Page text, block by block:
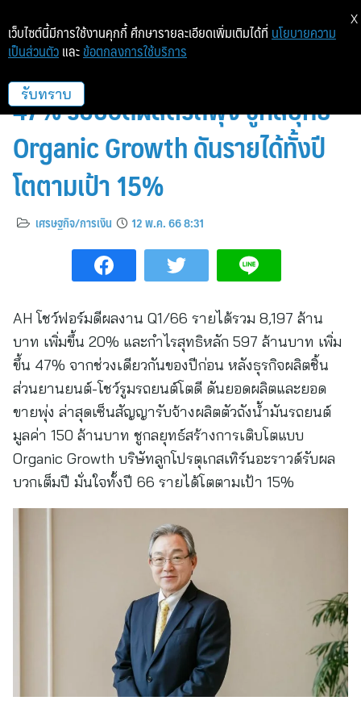
AH โชว์งบ Q1/66 กำไรหลักโต
47% รับยอดผลิตรถพุ่ง ชูกลยุทธ์
Organic Growth ดันรายได้ทั้งปี
โตตามเป้า 15%
เศรษฐกิจ/การเงิน 12 พ.ค. 66 8:31
AH โชว์ฟอร์มดีผลงาน Q1/66 รายได้รวม 8,197 ล้าน
บาท เพิ่มขึ้น 20% และกำไรสุทธิหลัก 597 ล้านบาท เพิ่ม
ขึ้น 47% จากช่วงเดียวกันของปีก่อน หลังธุรกิจผลิตชิ้น
ส่วนยานยนต์-โชว์รูมรถยนต์โตดี ดันยอดผลิตและยอด
ขายพุ่ง ล่าสุดเซ็นสัญญารับจ้างผลิตตัวถังน้ำมันรถยนต์
มูลค่า 150 ล้านบาท ชูกลยุทธ์สร้างการเติบโตแบบ
Organic Growth บริษัทลูกโปรตุเกสเทิร์นอะราวด์รับผล
บวกเต็มปี มั่นใจทั้งปี 66 รายได้โตตามเป้า 15%
เว็บไซต์นี้มีการใช้งานคุกกี้ ศึกษารายละเอียดเพิ่มเติมได้ที่ นโยบายความ
เป็นส่วนตัว และ ข้อตกลงการใช้บริการ
รับทราบ
X